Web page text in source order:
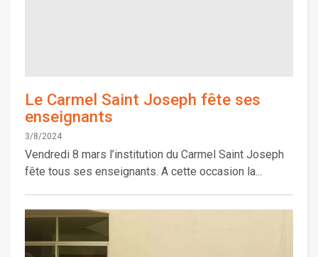
Le Carmel Saint Joseph fête ses
enseignants
3/8/2024
Vendredi 8 mars l’institution du Carmel Saint Joseph
fête tous ses enseignants. A cette occasion la...